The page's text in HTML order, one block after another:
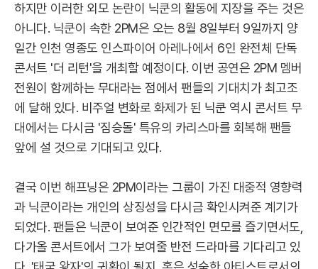
하지만 이러한 외모 논란이 닉쿤의 활동에 지장을 주는 것은
아니다. 닉쿤이 속한 2PM은 오는 8월 8일부터 9일까지 양
일간 인천 영종도 인스파이어 아레나에서 6인 완전체 단독
콘서트 '더 리턴'을 개최할 예정이다. 이번 공연은 2PM 멤버
전원이 함께하는 무대라는 점에서 팬들의 기대치가 최고조
에 달해 있다. 비주얼 변화로 화제가 된 닉쿤 역시 콘서트 무
대에서는 다시금 '짐승돌' 특유의 카리스마를 회복해 팬들
앞에 설 것으로 기대되고 있다.
결국 이번 해프닝은 2PM이라는 그룹이 가진 대중적 영향력
과 닉쿤이라는 개인의 상징성을 다시금 확인시켜준 계기가
되었다. 팬들은 닉쿤이 보여준 인간적인 면모를 즐기면서도,
다가올 콘서트에서 그가 보여줄 반전 드라마를 기다리고 있